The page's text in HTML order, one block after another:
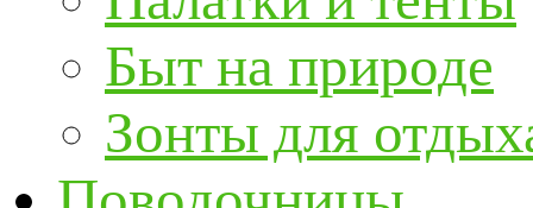
Быт на природе
Зонты для